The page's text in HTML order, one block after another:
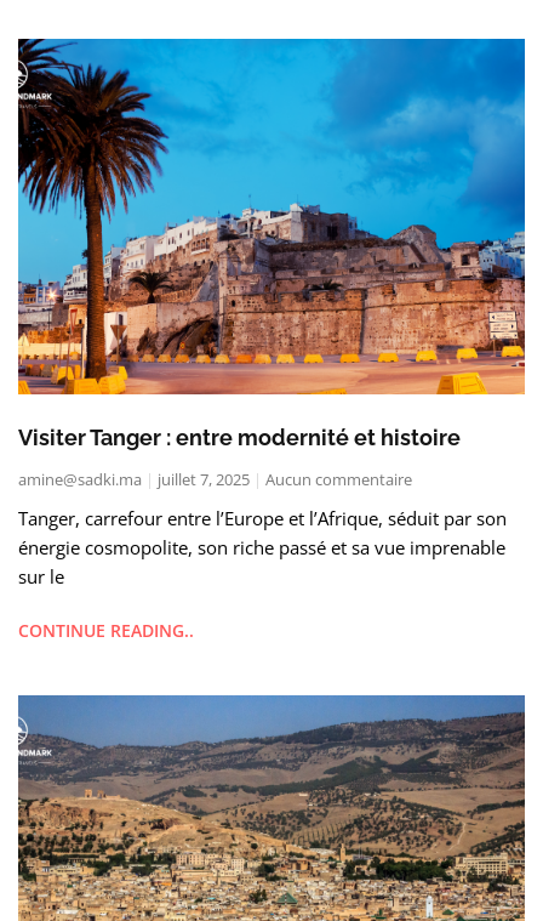
Visiter Tanger : entre modernité et histoire
amine@sadki.ma juillet 7, 2025 Aucun commentaire
Tanger, carrefour entre l’Europe et l’Afrique, séduit par son
énergie cosmopolite, son riche passé et sa vue imprenable
sur le
CONTINUE READING..